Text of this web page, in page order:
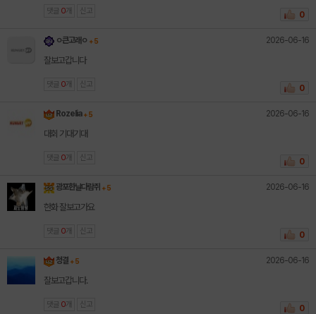
댓글 0 개 신고 0
ㅇ큰고래ㅇ + 5 2026-06-16
잘보고갑니다
댓글 0 개 신고 0
Rozelia + 5 2026-06-16
대회 기대기대
댓글 0 개 신고 0
광포한날다람쥐 + 5 2026-06-16
한화 잘보고가요
댓글 0 개 신고 0
청결 + 5 2026-06-16
잘보고갑니다.
댓글 0 개 신고 0